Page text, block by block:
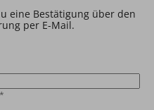
eine Bestätigung über den
per E-Mail.
*